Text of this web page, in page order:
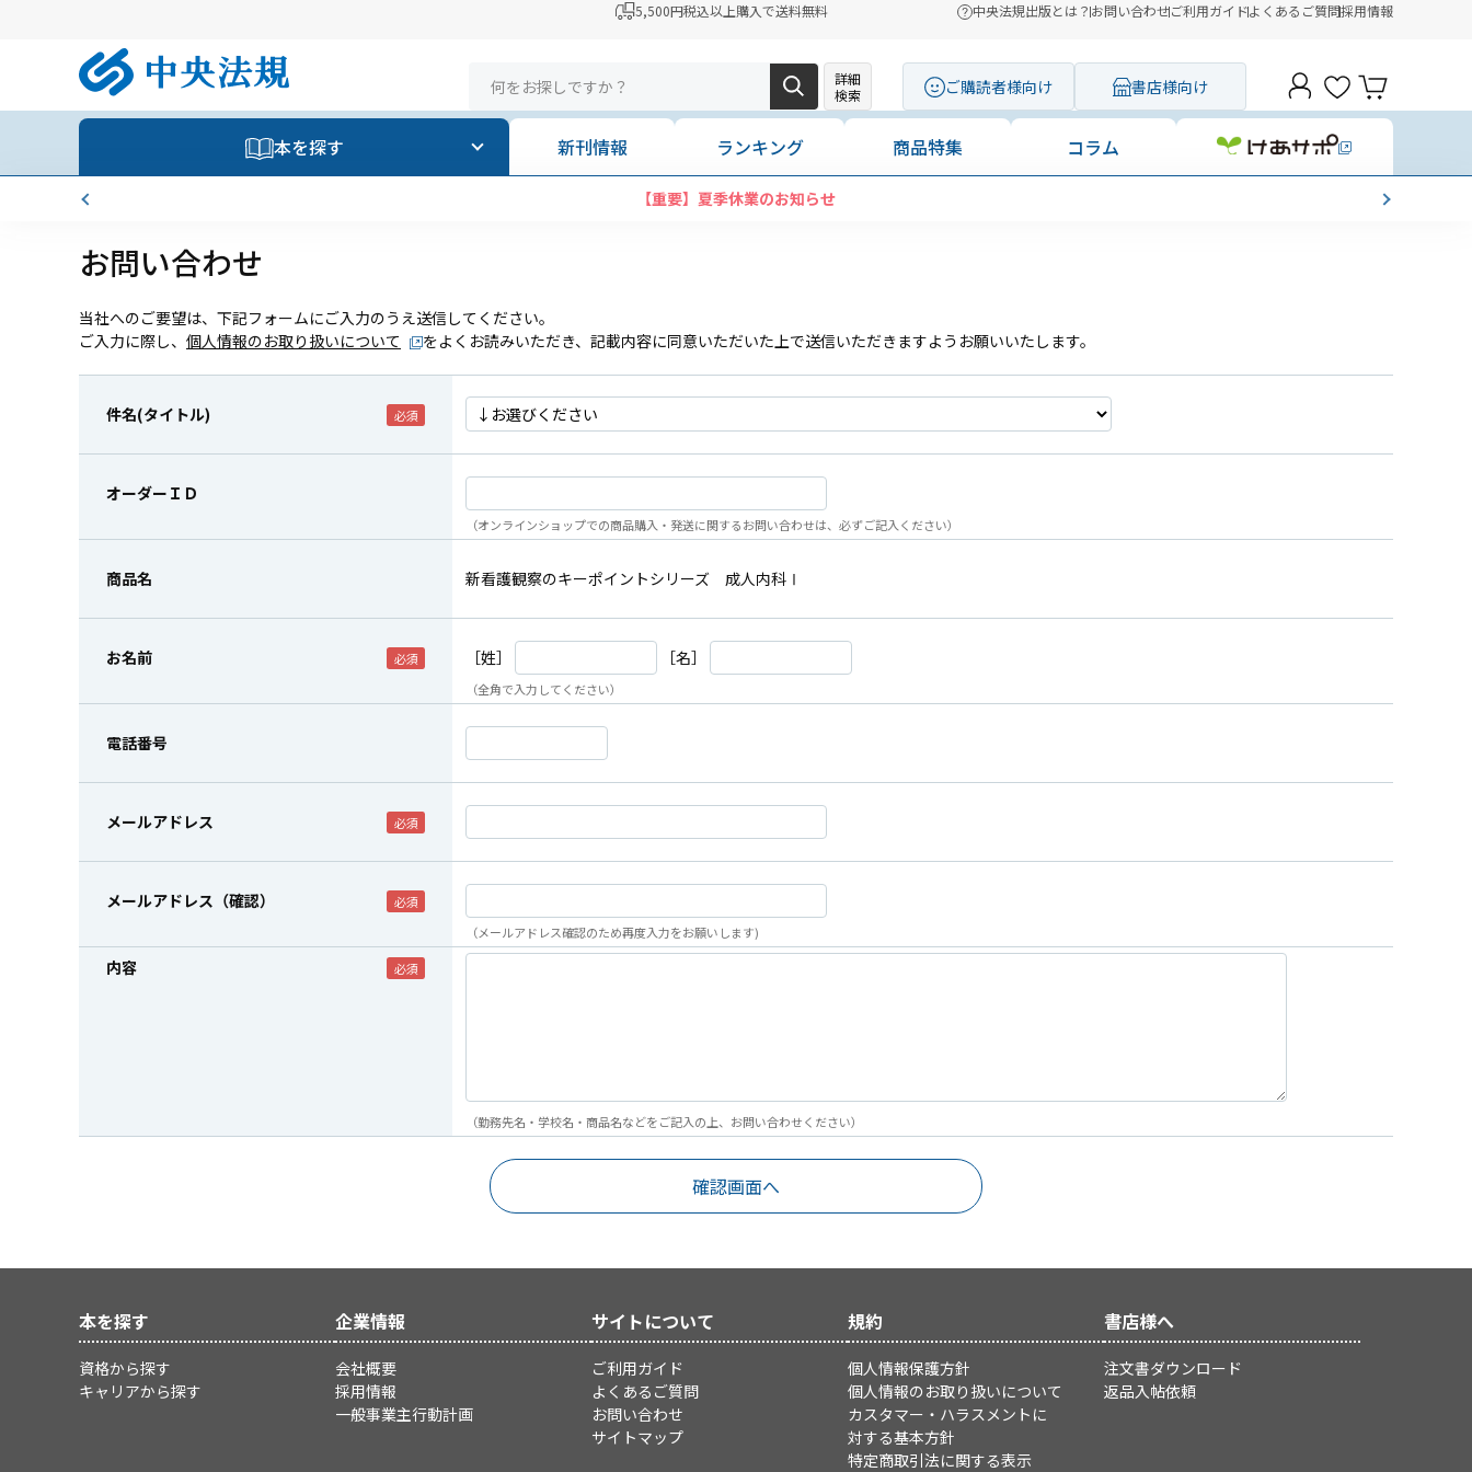
5,500円税込以上購入で送料無料 中央法規出版とは？お問い合わせご利用ガイドよくあるご質問採用情報
詳細
検索
ご購読者様向け 書店様向け
本を探す 新刊情報 ランキング 商品特集 コラム
【重要】夏季休業のお知らせ
お問い合わせ
当社へのご要望は、下記フォームにご入力のうえ送信してください。
ご入力に際し、 個人情報のお取り扱いについて をよくお読みいただき、記載内容に同意いただいた上で送信いただきますようお願いいたします。
件名(タイトル)
オーダーＩＤ
（オンラインショップでの商品購入・発送に関するお問い合わせは、必ずご記入ください）
商品名 新看護観察のキーポイントシリーズ 成人内科Ⅰ
お名前 ［姓］ ［名］
（全角で入力してください）
電話番号
メールアドレス
メールアドレス（確認）
（メールアドレス確認のため再度入力をお願いします)
内容
（勤務先名・学校名・商品名などをご記入の上、お問い合わせください）
本を探す
資格から探す
キャリアから探す
企業情報
会社概要
採用情報
一般事業主行動計画
サイトについて
ご利用ガイド
よくあるご質問
お問い合わせ
サイトマップ
規約
個人情報保護方針
個人情報のお取り扱いについて
カスタマー・ハラスメントに
対する基本方針
特定商取引法に関する表示
書店様へ
注文書ダウンロード
返品入帖依頼